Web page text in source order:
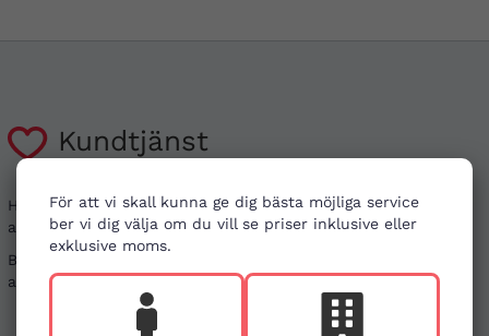
För att vi skall kunna ge dig bästa möjliga service
ber vi dig välja om du vill se priser inklusive eller
exklusive moms.
Kundtjänst
Har du frågor kring din beställning, eller i behov
av vägledning?
Besök gärna våra
att kontakta oss genom alternativen nedan.